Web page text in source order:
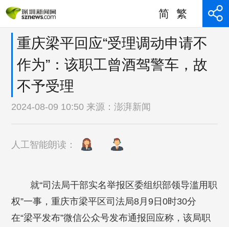
简 繁
重庆梁平回应“受理调动申请不
作为”：该职工曾酒驾警车，故
不予受理
2024-08-09 10:50 来源：澎湃新闻
人工智能朗读：
就“司法局干部实名举报区委组织部领导滥用职
权”一事，重庆市梁平区司法局8月9日0时30分
在“梁平发布”微信公众号发布通报回应称，该局职